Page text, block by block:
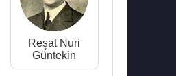
Reşat Nuri
Güntekin